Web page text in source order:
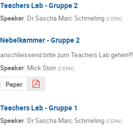
Teachers Lab - Gruppe 2
Speaker: DrSascha Marc Schmeling (CERN)
Nebelkammer - Gruppe 2
anschliessend bitte zum Teachers Lab gehen!!!
Speaker: Mick Storr (CERN)
Paper
Teachers Lab - Gruppe 1
Speaker: DrSascha Marc Schmeling (CERN)